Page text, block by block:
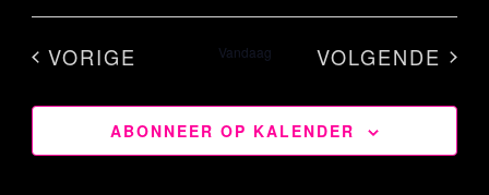
Selecteer
datum.
VORIGE
Vandaag
VOLGENDE
ABONNEER OP KALENDER